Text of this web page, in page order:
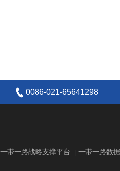
0086-021-65641298
一带一路战略支撑平台 一带一路数